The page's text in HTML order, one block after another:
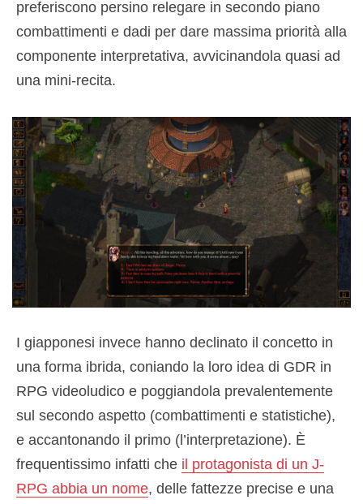
preferiscono persino relegare in secondo piano
combattimenti e dadi per dare massima priorità alla
componente interpretativa, avvicinandola quasi ad
una mini-recita.
I giapponesi invece hanno declinato il concetto in
una forma ibrida, coniando la loro idea di GDR in
RPG videoludico e poggiandola prevalentemente
sul secondo aspetto (combattimenti e statistiche),
e accantonando il primo (l’interpretazione). È
frequentissimo infatti che il protagonista di un J-
RPG abbia un nome, delle fattezze precise e una